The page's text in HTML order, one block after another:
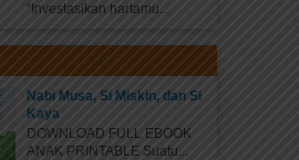
“Investasikan hartamu...
Nabi Musa, Si Miskin, dan Si
Kaya
DOWNLOAD FULL EBOOK
ANAK PRINTABLE Suatu...